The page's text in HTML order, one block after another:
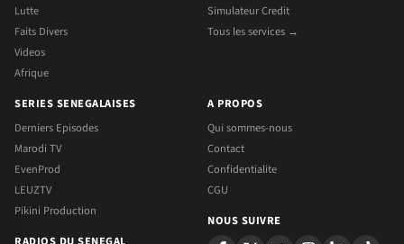
Lutte
Faits Divers
Videos
Afrique
Simulateur Credit
Tous les services →
SERIES SENEGALAISES
Derniers Episodes
Marodi TV
EvenProd
LEUZTV
Pikini Production
A PROPOS
Qui sommes-nous
Contact
Confidentialite
CGU
NOUS SUIVRE